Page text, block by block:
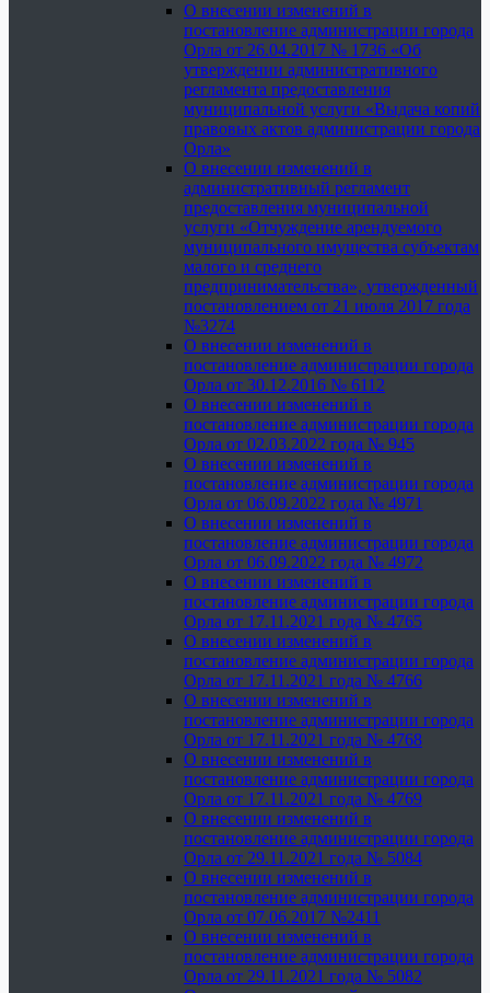
О внесении изменений в
постановление администрации города
Орла от 26.04.2017 № 1736 «Об
утверждении административного
регламента предоставления
муниципальной услуги «Выдача копий
правовых актов администрации города
Орла»
О внесении изменений в
административный регламент
предоставления муниципальной
услуги «Отчуждение арендуемого
муниципального имущества субъектам
малого и среднего
предпринимательства», утвержденный
постановлением от 21 июля 2017 года
№3274
О внесении изменений в
постановление администрации города
Орла от 30.12.2016 № 6112
О внесении изменений в
постановление администрации города
Орла от 02.03.2022 года № 945
О внесении изменений в
постановление администрации города
Орла от 06.09.2022 года № 4971
О внесении изменений в
постановление администрации города
Орла от 06.09.2022 года № 4972
О внесении изменений в
постановление администрации города
Орла от 17.11.2021 года № 4765
О внесении изменений в
постановление администрации города
Орла от 17.11.2021 года № 4766
О внесении изменений в
постановление администрации города
Орла от 17.11.2021 года № 4768
О внесении изменений в
постановление администрации города
Орла от 17.11.2021 года № 4769
О внесении изменений в
постановление администрации города
Орла от 29.11.2021 года № 5084
О внесении изменений в
постановление администрации города
Орла от 07.06.2017 №2411
О внесении изменений в
постановление администрации города
Орла от 29.11.2021 года № 5082